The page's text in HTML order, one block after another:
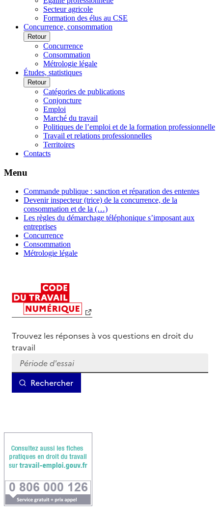
Secteur agricole
Formation des élus au CSE
Concurrence, consommation
Retour
Concurrence
Consommation
Métrologie légale
Études, statistiques
Retour
Catégories de publications
Conjoncture
Emploi
Marché du travail
Politiques de l’emploi et de la formation professionnelle
Travail et relations professionnelles
Territoires
Contacts
Menu
Commande publique : sanction et réparation des ententes
Devenir inspecteur (trice) de la concurrence, de la
consommation et de la (…)
Les règles du démarchage téléphonique s’imposant aux
entreprises
Concurrence
Consommation
Métrologie légale